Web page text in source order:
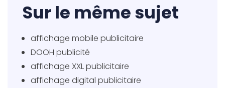
Sur le même sujet
affichage mobile publicitaire
DOOH publicité
affichage XXL publicitaire
affichage digital publicitaire